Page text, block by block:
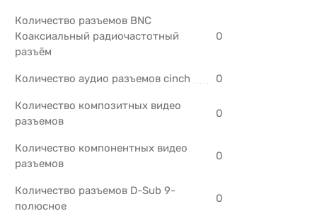
Количество разъемов BNC
Коаксиальный радиочастотный
разъём
0
Количество аудио разъемов cinch 0
Количество композитных видео
разъемов
0
Количество компонентных видео
разъемов
0
Количество разъемов D-Sub 9-
полюсное
0